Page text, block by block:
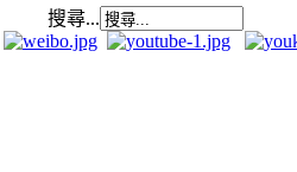
搜尋...